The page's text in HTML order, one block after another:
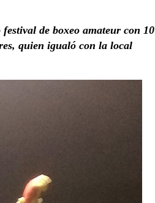
festival de boxeo amateur con 10
quien igualó con la local